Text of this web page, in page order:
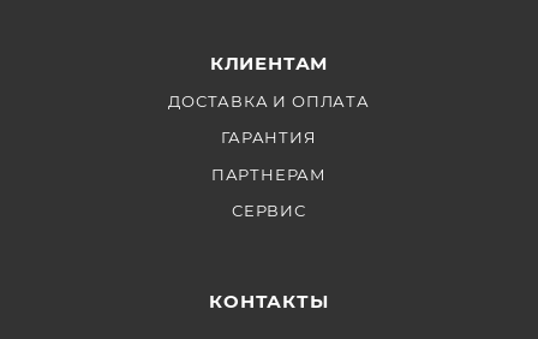
КЛИЕНТАМ
ДОСТАВКА И ОПЛАТА
ГАРАНТИЯ
ПАРТНЕРАМ
СЕРВИС
КОНТАКТЫ